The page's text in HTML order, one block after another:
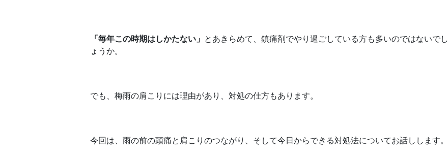
「毎年この時期はしかたない」 とあきらめて、鎮痛剤でやり過ごしている方も多いのではないでし
ょうか。
でも、梅雨の肩こりには理由があり、対処の仕方もあります。
今回は、雨の前の頭痛と肩こりのつながり、そして今日からできる対処法についてお話しします。